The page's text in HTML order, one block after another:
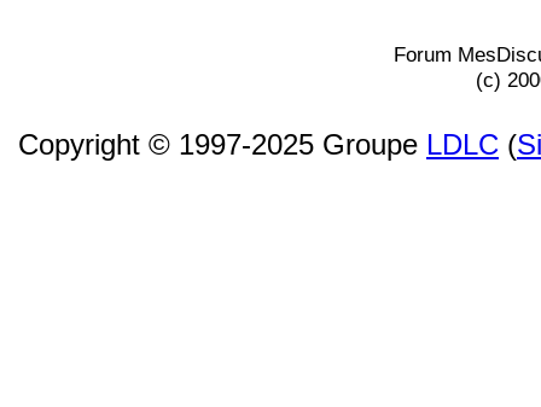
Forum
(c)
Copyright © 1997-2025 Groupe LDLC (